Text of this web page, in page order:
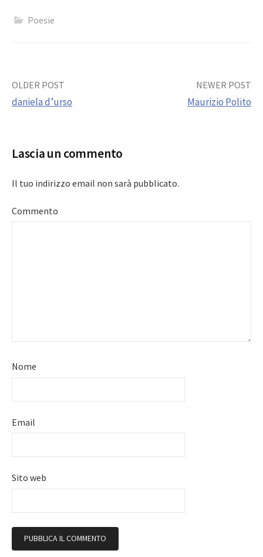
Poesie
Post
OLDER POST
daniela d’urso
NEWER POST
Maurizio Polito
Lascia un commento
Il tuo indirizzo email non sarà pubblicato.
Commento
Nome
Email
Sito web